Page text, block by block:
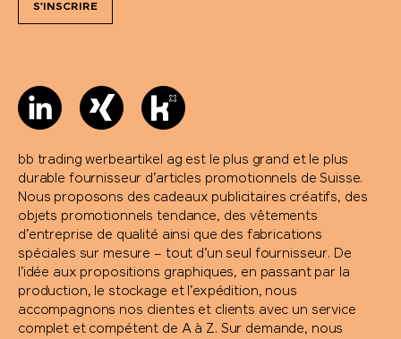
S'INSCRIRE
bb trading werbeartikel ag est le plus grand et le plus
durable fournisseur d’articles promotionnels de Suisse.
Nous proposons des cadeaux publicitaires créatifs, des
objets promotionnels tendance, des vêtements
d’entreprise de qualité ainsi que des fabrications
spéciales sur mesure – tout d’un seul fournisseur. De
l’idée aux propositions graphiques, en passant par la
production, le stockage et l’expédition, nous
accompagnons nos clientes et clients avec un service
complet et compétent de A à Z. Sur demande, nous
Victorinox
Vinga
Vonmählen
Waterman
Wenger
Xoopar